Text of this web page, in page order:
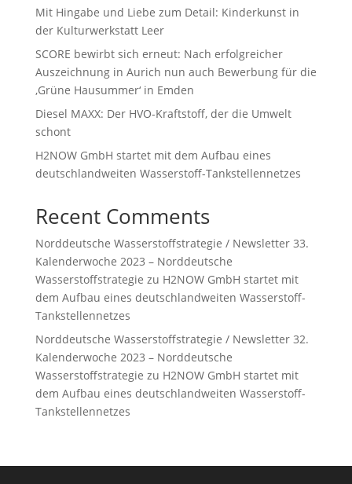
Mit Hingabe und Liebe zum Detail: Kinderkunst in
der Kulturwerkstatt Leer
SCORE bewirbt sich erneut: Nach erfolgreicher
Auszeichnung in Aurich nun auch Bewerbung für die
‚Grüne Hausummer‘ in Emden
Diesel MAXX: Der HVO-Kraftstoff, der die Umwelt
schont
H2NOW GmbH startet mit dem Aufbau eines
deutschlandweiten Wasserstoff-Tankstellennetzes
Recent Comments
Norddeutsche Wasserstoffstrategie / Newsletter 33.
Kalenderwoche 2023 – Norddeutsche
Wasserstoffstrategie zu H2NOW GmbH startet mit
dem Aufbau eines deutschlandweiten Wasserstoff-
Tankstellennetzes
Norddeutsche Wasserstoffstrategie / Newsletter 32.
Kalenderwoche 2023 – Norddeutsche
Wasserstoffstrategie zu H2NOW GmbH startet mit
dem Aufbau eines deutschlandweiten Wasserstoff-
Tankstellennetzes